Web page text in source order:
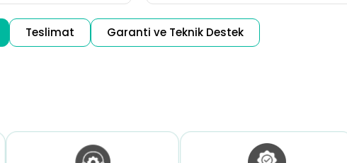
Teslimat Garanti ve Teknik Destek